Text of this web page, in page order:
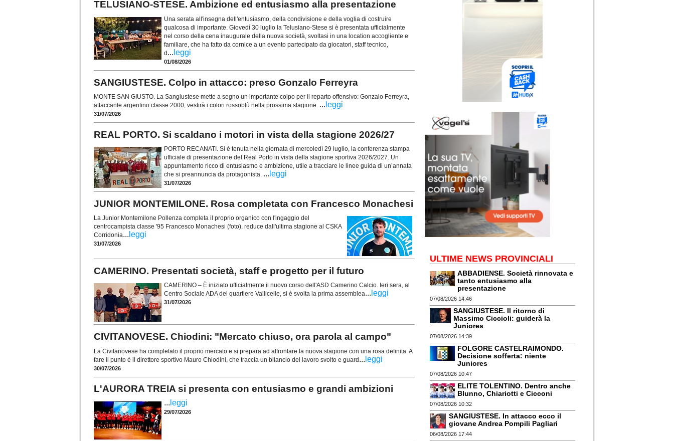
TELUSIANO-STESE. Ambizione ed entusiasmo alla presentazione
Una serata all'insegna dell'entusiasmo, della condivisione e della voglia di costruire
qualcosa di importante. Giovedì 30 luglio la Telusiano-Stese si è presentata ufficialmente
nel corso della cena inaugurale della nuova società, svoltasi in una location accogliente e
familiare, che ha fatto da cornice a un evento partecipato da giocatori, staff tecnico,
d... leggi
01/08/2026
SANGIUSTESE. Colpo in attacco: preso Gonzalo Ferreyra
MONTE SAN GIUSTO. La Sangiustese mette a segno un importante colpo per il reparto offensivo: Gonzalo Ferreyra,
attaccante argentino classe 2000, vestirà i colori rossoblù nella prossima stagione. ... leggi
31/07/2026
REAL PORTO. Si scaldano i motori in vista della stagione 2026/27
PORTO RECANATI. Si è tenuta nella giornata di mercoledì 29 luglio, la conferenza stampa
ufficiale di presentazione del Real Porto in vista della stagione sportiva 2026/2027. Un
appuntamento ricco di entusiasmo e ambizione, utile a tracciare le linee guida di un’annata
che si preannuncia da protagonista. ... leggi
31/07/2026
JUNIOR MONTEMILONE. Rosa completata con Francesco Monachesi
La Junior Montemilone Pollenza completa il proprio organico con l'ingaggio del
centrocampista classe '95 Francesco Monachesi (foto), reduce dall'ultima stagione al CSKA
Corridonia... leggi
31/07/2026
CAMERINO. Presentati società, staff e progetto per il futuro
CAMERINO – È iniziato ufficialmente il nuovo corso dell'ASD Camerino Calcio. Ieri sera, al
Centro Sociale ADA del quartiere Vallicelle, si è svolta la prima assemblea... leggi
31/07/2026
CIVITANOVESE. Chiodini: "Mercato chiuso, ora parola al campo"
La Civitanovese ha completato il proprio mercato e si prepara ad affrontare la nuova stagione con una rosa definita. A
fare il punto è il direttore sportivo Mauro Chiodini, che traccia un bilancio del lavoro svolto e guard... leggi
30/07/2026
L'AURORA TREIA si presenta con entusiasmo e grandi ambizioni
... leggi
29/07/2026
ULTIME NEWS PROVINCIALI
ABBADIENSE. Società rinnovata e
tanto entusiasmo alla
presentazione
07/08/2026 14:46
SANGIUSTESE. Il ritorno di
Massimo Ciccioli: guiderà la
Juniores
07/08/2026 14:39
FOLGORE CASTELRAIMONDO.
Decisione sofferta: niente
Juniores
07/08/2026 10:47
ELITE TOLENTINO. Dentro anche
Blunno, Chiariotti e Cicconi
07/08/2026 10:32
SANGIUSTESE. In attacco ecco il
giovane Andrea Pompili Pagliari
06/08/2026 17:44